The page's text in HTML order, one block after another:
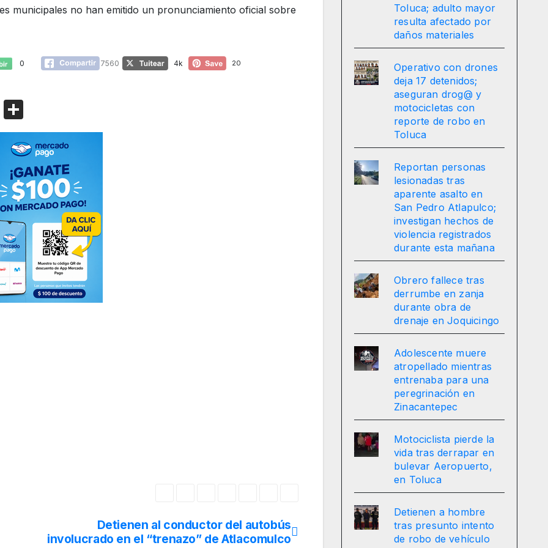
municipales no han emitido un pronunciamiento oficial sobre
0 7560 4k 20
Bl
g
o
m
p
ar
tir
Detienen al conductor del autobús
involucrado en el “trenazo” de Atlacomulco
Toluca; adulto mayor
resulta afectado por
daños materiales
Operativo con drones
deja 17 detenidos;
aseguran drog@ y
motocicletas con
reporte de robo en
Toluca
Reportan personas
lesionadas tras
aparente asalto en
San Pedro Atlapulco;
investigan hechos de
violencia registrados
durante esta mañana
Obrero fallece tras
derrumbe en zanja
durante obra de
drenaje en Joquicingo
Adolescente muere
atropellado mientras
entrenaba para una
peregrinación en
Zinacantepec
Motociclista pierde la
vida tras derrapar en
bulevar Aeropuerto,
en Toluca
Detienen a hombre
tras presunto intento
de robo de vehículo